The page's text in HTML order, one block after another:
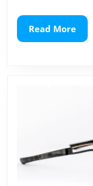
Read MoreRead
More